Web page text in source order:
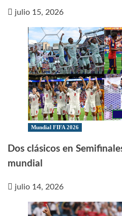
julio 15, 2026
Mundial FIFA 2026
Dos clásicos en
mundial
julio 14, 2026